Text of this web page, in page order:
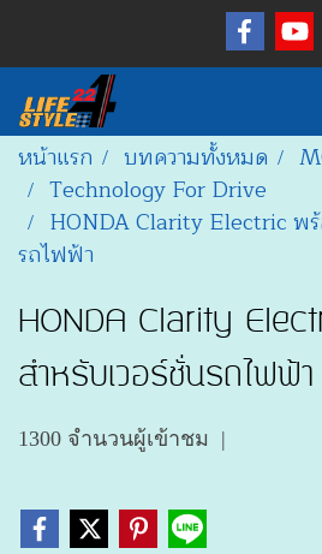
หน้าแรก บทความทั้งหมด
Technology For Drive
HONDA Clarity Electric พ
รถไฟฟ้า
HONDA Clarity
สำหรับเวอร์ชั่นรถไฟฟ้า
1300 จำนวนผู้เข้าชม |